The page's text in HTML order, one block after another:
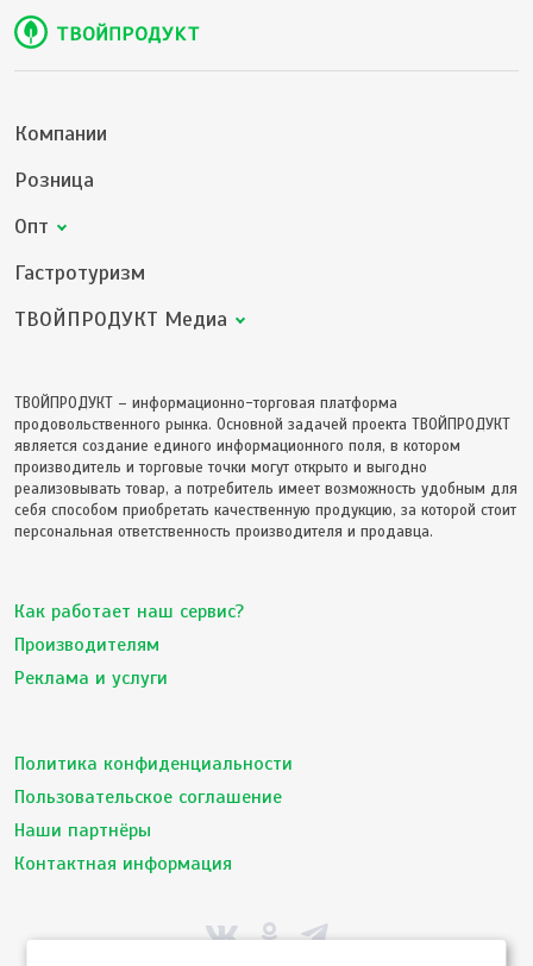
Компании
Розница
Опт
Гастротуризм
ТВОЙПРОДУКТ Медиа
ТВОЙПРОДУКТ – информационно-торговая платформа
продовольственного рынка. Основной задачей проекта ТВОЙПРОДУКТ
является создание единого информационного поля, в котором
производитель и торговые точки могут открыто и выгодно
реализовывать товар, а потребитель имеет возможность удобным для
себя способом приобретать качественную продукцию, за которой стоит
персональная ответственность производителя и продавца.
Как работает наш сервис?
Производителям
Реклама и услуги
Политика конфиденциальности
Пользовательское соглашение
Наши партнёры
Контактная информация